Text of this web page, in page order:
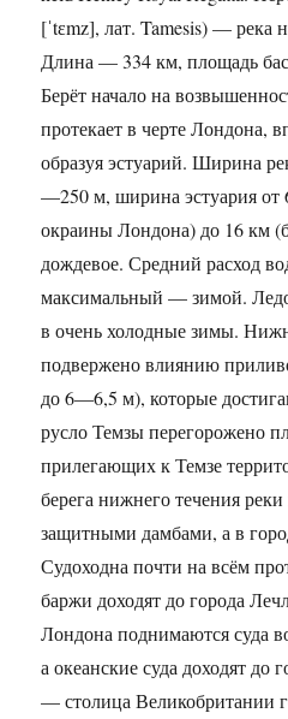
[ˈtɛmz], лат. Tamesis) — река
Длина — 334 км, площадь
Берёт начало на
протекает в черте Лондона,
образуя эстуарий. Ширина
—250 м, ширина эстуария от
окраины Лондона) до 16 км
дождевое. Средний расход
максимальный — зимой.
в очень холодные зимы.
подвержено влиянию
до 6—6,5 м), которые
русло Темзы перегорожено
прилегающих к Темзе
берега нижнего течения
защитными дамбами, а в
Судоходна почти на всём
баржи доходят до города
Лондона поднимаются суда
а океанские суда доходят до
— столица Великобритании